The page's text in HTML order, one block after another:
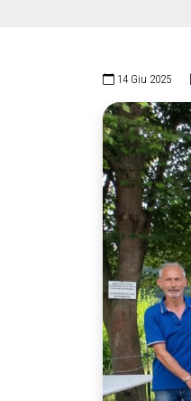
14 Giu 2025